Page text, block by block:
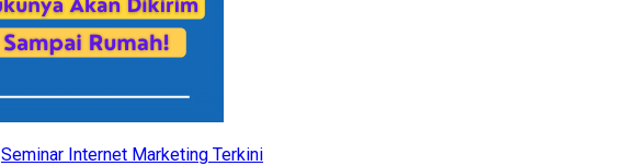
Seminar Internet Marketing Terkini